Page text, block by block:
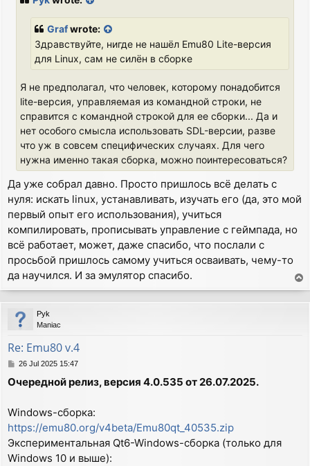
Grafwrote:
Здравствуйте, нигде не нашёл Emu80 Lite-версия
для Linux, сам не силён в сборке
Я не предполагал, что человек, которому понадобится
lite-версия, управляемая из командной строки, не
справится с командной строкой для ее сборки... Да и
нет особого смысла использовать SDL-версии, разве
что уж в совсем специфических случаях. Для чего
нужна именно такая сборка, можно поинтересоваться?
Да уже собрал давно. Просто пришлось всё делать с
нуля: искать linux, устанавливать, изучать его (да, это мой
первый опыт его использования), учиться
компилировать, прописывать управление с геймпада, но
всё работает, может, даже спасибо, что послали с
просьбой пришлось самому учиться осваивать, чему-то
да научился. И за эмулятор спасибо.
o
p
Pyk
Maniac
Re: Emu80 v.4
P
s
26 Jul 2025 15:47
Очередной релиз, версия 4.0.535 от 26.07.2025.
Windows-сборка:
https://emu80.org/v4beta/Emu80qt_40535.zip
Экспериментальная Qt6-Windows-сборка (только для
Windows 10 и выше):